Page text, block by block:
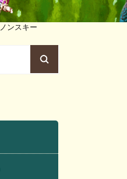
ノンスキー